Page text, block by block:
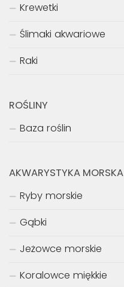
Krewetki
Ślimaki akwariowe
Raki
ROŚLINY
Baza roślin
AKWARYSTYKA MORSKA
Ryby morskie
Gąbki
Jeżowce morskie
Koralowce miękkie